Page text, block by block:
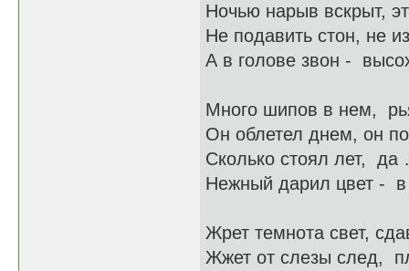
Ночью нарыв вскрыт,
Не подавить стон, не
А в голове звон -
Много шипов в нем,
Он облетел днем, он
Сколько стоял лет,
Нежный дарил цвет - в
Жрет темнота свет,
Жжет от слезы след,